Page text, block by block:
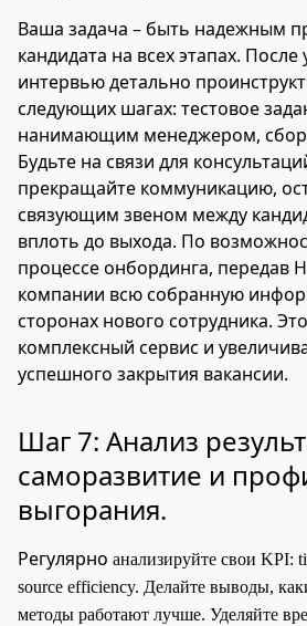
Ваша задача – быть надежным
кандидата на всех этапах.
интервью детально
следующих шагах: тестовое
нанимающим менеджером, сбор
Будьте на связи для
прекращайте коммуникацию,
связующим звеном между
вплоть до выхода. По
процессе онбординга, передав
компании всю собранную
сторонах нового сотрудника.
комплексный сервис и
успешного закрытия вакансии.
Шаг 7: Анализ
саморазвитие и
выгорания.
Регулярно анализируйте свои KPI:
source efficiency. Делайте выводы,
методы работают лучше. Уделяйте